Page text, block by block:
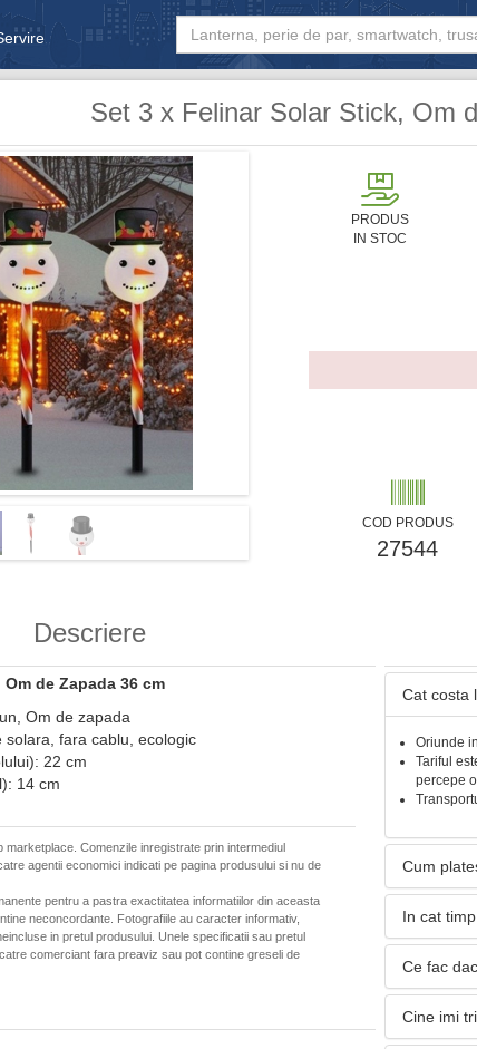
Set 3 x Felinar Solar Stick, Om
PRODUS
IN STOC
COD PRODUS
27544
Descriere
de Zapada 36 cm
Om de zapada
solara, fara cablu, ecologic
22 cm
14 cm
marketplace. Comenzile inregistrate prin intermediul
agentii economici indicati pe pagina produsului si nu de
pentru a pastra exactitatea informatiilor din aceasta
neconcordante. Fotografiile au caracter informativ,
in pretul produsului. Unele specificatii sau pretul
comerciant fara preaviz sau pot contine greseli de
Cat costa
Oriunde
Tariful
percepe
Cum
In cat
Ce fac
Cine imi